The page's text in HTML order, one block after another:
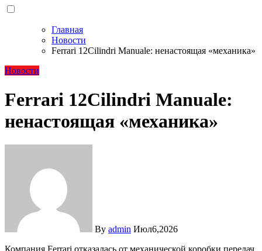
Главная
Новости
Ferrari 12Cilindri Manuale: ненастоящая «механика»
Новости
Ferrari 12Cilindri Manuale:
ненастоящая «механика»
By admin Июл6,2026
Компания Ferrari отказалась от механической коробки передач